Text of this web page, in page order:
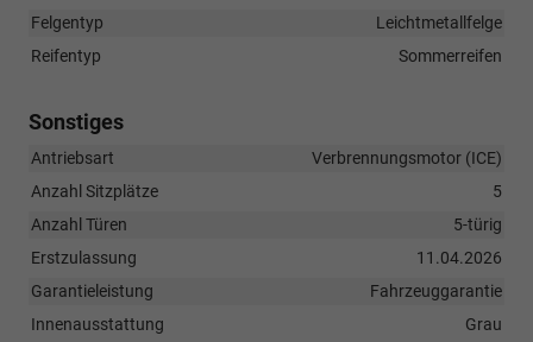
Felgentyp
Leichtmetallfelge
Reifentyp
Sommerreifen
Sonstiges
Antriebsart
Verbrennungsmotor (ICE)
Anzahl Sitzplätze
5
Anzahl Türen
5-türig
Erstzulassung
11.04.2026
Garantieleistung
Fahrzeuggarantie
Innenausstattung
Grau